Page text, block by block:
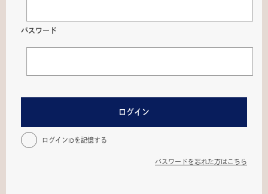
パスワード
ログイン
ログインIDを記憶する
パスワードを忘れた方はこちら